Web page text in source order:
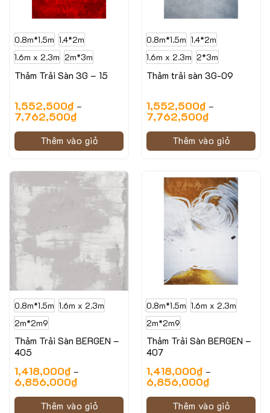
0.8m*1.5m 1.4*2m
1.6m x 2.3m 2m*3m
Thảm Trải Sàn 3G – 15
1,552,500₫–
7,762,500₫
Thêm vào giỏ
0.8m*1.5m 1.4*2m
1.6m x 2.3m 2*3m
Thảm trải sàn 3G-09
1,552,500₫–
7,762,500₫
Thêm vào giỏ
0.8m*1.5m 1.6m x 2.3m
2m*2m9
Thảm Trải Sàn BERGEN –
405
1,418,000₫–
6,856,000₫
Thêm vào giỏ
0.8m*1.5m 1.6m x 2.3m
2m*2m9
Thảm Trải Sàn BERGEN –
407
1,418,000₫–
6,856,000₫
Thêm vào giỏ